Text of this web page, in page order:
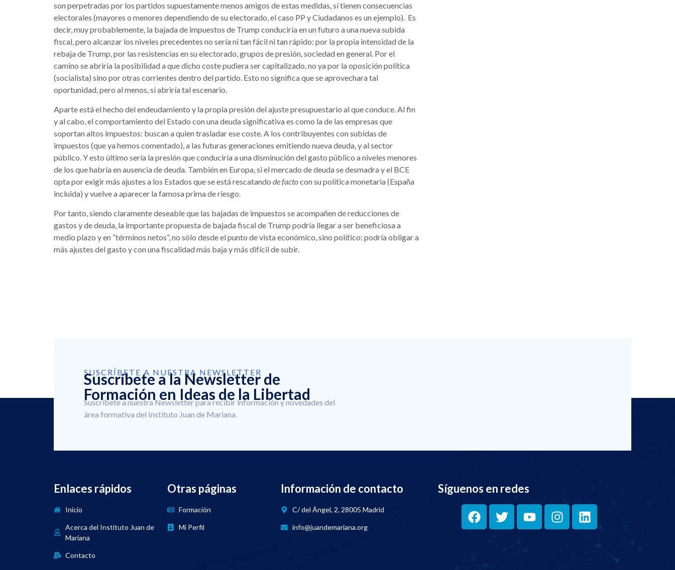
son perpetradas por los partidos supuestamente menos amigos de estas medidas, sí tienen consecuencias
electorales (mayores o menores dependiendo de su electorado, el caso PP y Ciudadanos es un ejemplo). Es
decir, muy probablemente, la bajada de impuestos de Trump conduciría en un futuro a una nueva subida
fiscal, pero alcanzar los niveles precedentes no sería ni tan fácil ni tan rápido: por la propia intensidad de la
rebaja de Trump, por las resistencias en su electorado, grupos de presión, sociedad en general. Por el
camino se abriría la posibilidad a que dicho coste pudiera ser capitalizado, no ya por la oposición política
(socialista) sino por otras corrientes dentro del partido. Esto no significa que se aprovechara tal
oportunidad, pero al menos, sí abriría tal escenario.
Aparte está el hecho del endeudamiento y la propia presión del ajuste presupuestario al que conduce. Al fin
y al cabo, el comportamiento del Estado con una deuda significativa es como la de las empresas que
soportan altos impuestos: buscan a quien trasladar ese coste. A los contribuyentes con subidas de
impuestos (que ya hemos comentado), a las futuras generaciones emitiendo nueva deuda, y al sector
público. Y esto último sería la presión que conduciría a una disminución del gasto público a niveles menores
de los que habría en ausencia de deuda. También en Europa, si el mercado de deuda se desmadra y el BCE
opta por exigir más ajustes a los Estados que se está rescatando de factocon su política monetaria (España
incluida) y vuelve a aparecer la famosa prima de riesgo.
Por tanto, siendo claramente deseable que las bajadas de impuestos se acompañen de reducciones de
gastos y de deuda, la importante propuesta de bajada fiscal de Trump podría llegar a ser beneficiosa a
medio plazo y en “términos netos”, no sólo desde el punto de vista económico, sino político: podría obligar a
más ajustes del gasto y con una fiscalidad más baja y más difícil de subir.
SUSCRÍBETE A NUESTRA NEWSLETTER
Suscríbete a la Newsletter de
Formación en Ideas de la Libertad
Suscríbete a nuestra Newsletter para recibir información y novedades del
área formativa del Instituto Juan de Mariana.
Enlaces rápidos
Inicio
Acerca del Instituto Juan de
Mariana
Contacto
Otras páginas
Formación
Mi Perfil
Información de contacto
C/ del Ángel, 2, 28005 Madrid
info@juandemariana.org
Síguenos en redes